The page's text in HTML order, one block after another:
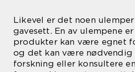
Likevel er det noen
gavesett. En av ulempene
produkter kan være egnet
og det kan være nødvendig
forskning eller konsultere